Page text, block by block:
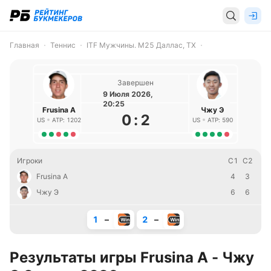
Главная Теннис ITF Мужчины. M25 Даллас, TX
Frusina А
US ATP: 1202
Завершен
9 Июля 2026,
20:25
0: 2
Чжу Э
US ATP: 590
Игроки С1
С2
Frusina А
4
3
Чжу Э
6 6
1 – 2 –
Результаты игры Frusina А - Чжу